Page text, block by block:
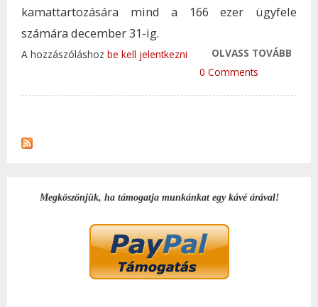
kamattartozására mind a 166 ezer ügyfele
számára december 31-ig.
OLVASS TOVÁBB
A hozzászóláshoz be kell jelentkezni
0 Comments
Megköszönjük, ha támogatja munkánkat egy kávé árával!